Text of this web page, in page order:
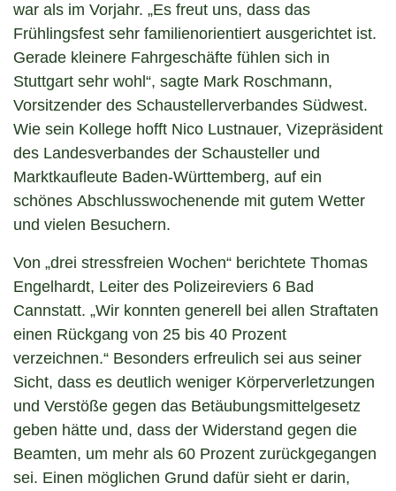
war als im Vorjahr. „Es freut uns, dass das
Frühlingsfest sehr familienorientiert ausgerichtet ist.
Gerade kleinere Fahrgeschäfte fühlen sich in
Stuttgart sehr wohl“, sagte Mark Roschmann,
Vorsitzender des Schaustellerverbandes Südwest.
Wie sein Kollege hofft Nico Lustnauer, Vizepräsident
des Landesverbandes der Schausteller und
Marktkaufleute Baden-Württemberg, auf ein
schönes Abschlusswochenende mit gutem Wetter
und vielen Besuchern.
Von „drei stressfreien Wochen“ berichtete Thomas
Engelhardt, Leiter des Polizeireviers 6 Bad
Cannstatt. „Wir konnten generell bei allen Straftaten
einen Rückgang von 25 bis 40 Prozent
verzeichnen.“ Besonders erfreulich sei aus seiner
Sicht, dass es deutlich weniger Körperverletzungen
und Verstöße gegen das Betäubungsmittelgesetz
geben hätte und, dass der Widerstand gegen die
Beamten, um mehr als 60 Prozent zurückgegangen
sei. Einen möglichen Grund dafür sieht er darin,